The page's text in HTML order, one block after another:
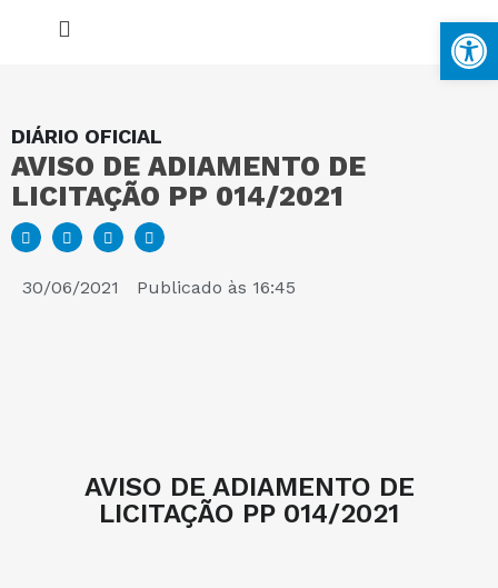
DIÁRIO OFICIAL
AVISO DE ADIAMENTO DE
LICITAÇÃO PP 014/2021
30/06/2021 Publicado às 16:45
AVISO DE ADIAMENTO DE
LICITAÇÃO PP 014/2021
MAPA DO SITE
PORTAL DA TRANSPARÊNCIA
E-SIC